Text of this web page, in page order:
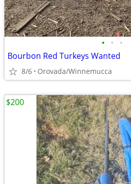
• • •
Bourbon Red Turkeys Wanted
8/6 Orovada/Winnemucca
$200